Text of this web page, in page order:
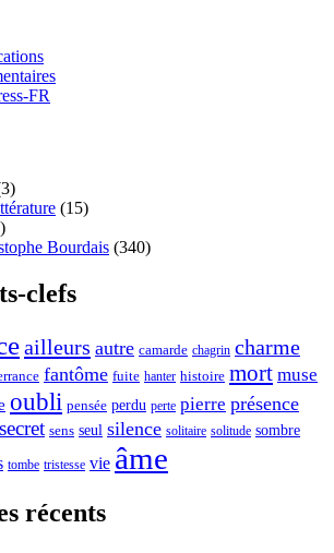
FR
(15)
Bourdais (340)
clefs
ailleurs autre camarde chagrin charme
fantôme fuite hanter histoire mort muse
oubli pensée perdu perte pierre présence
secret sens seul silence solitaire solitude sombre
tombe tristesse vie âme
récents